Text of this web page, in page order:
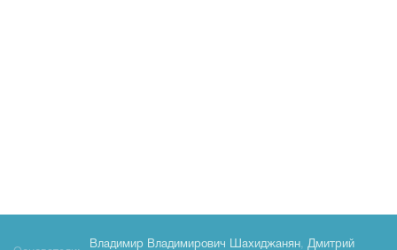
Владимир Владимирович Шахиджанян, Дмитрий